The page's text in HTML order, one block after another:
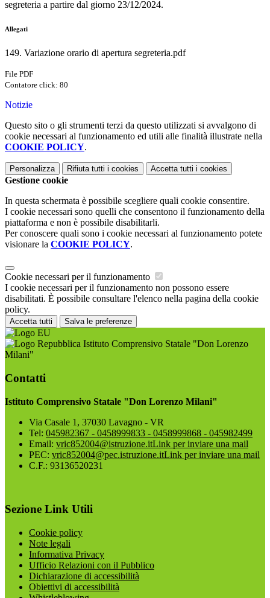
segreteria a partire dal giorno 23/12/2024.
Allegati
149. Variazione orario di apertura segreteria.pdf
File PDF
Contatore click: 80
Notizie
Questo sito o gli strumenti terzi da questo utilizzati si avvalgono di
cookie necessari al funzionamento ed utili alle finalità illustrate nella
COOKIE POLICY.
Personalizza Rifiuta tutti i cookies Accetta tutti i cookies
Gestione cookie
In questa schermata è possibile scegliere quali cookie consentire.
I cookie necessari sono quelli che consentono il funzionamento della
piattaforma e non è possibile disabilitarli.
Per conoscere quali sono i cookie necessari al funzionamento potete
visionare la COOKIE POLICY.
Cookie necessari per il funzionamento
I cookie necessari per il funzionamento non possono essere
disabilitati. È possibile consultare l'elenco nella pagina della cookie
policy.
Accetta tutti Salva le preferenze
Istituto Comprensivo Statale "Don Lorenzo
Milani"
Contatti
Istituto Comprensivo Statale "Don Lorenzo Milani"
Via Casale 1, 37030 Lavagno - VR
Tel: 045982367 - 0458999833 - 0458999868 - 045982499
Email: vric852004@istruzione.itLink per inviare una mail
PEC: vric852004@pec.istruzione.itLink per inviare una mail
C.F.: 93136520231
Sezione Link Utili
Cookie policy
Note legali
Informativa Privacy
Ufficio Relazioni con il Pubblico
Dichiarazione di accessibilità
Obiettivi di accessibilità